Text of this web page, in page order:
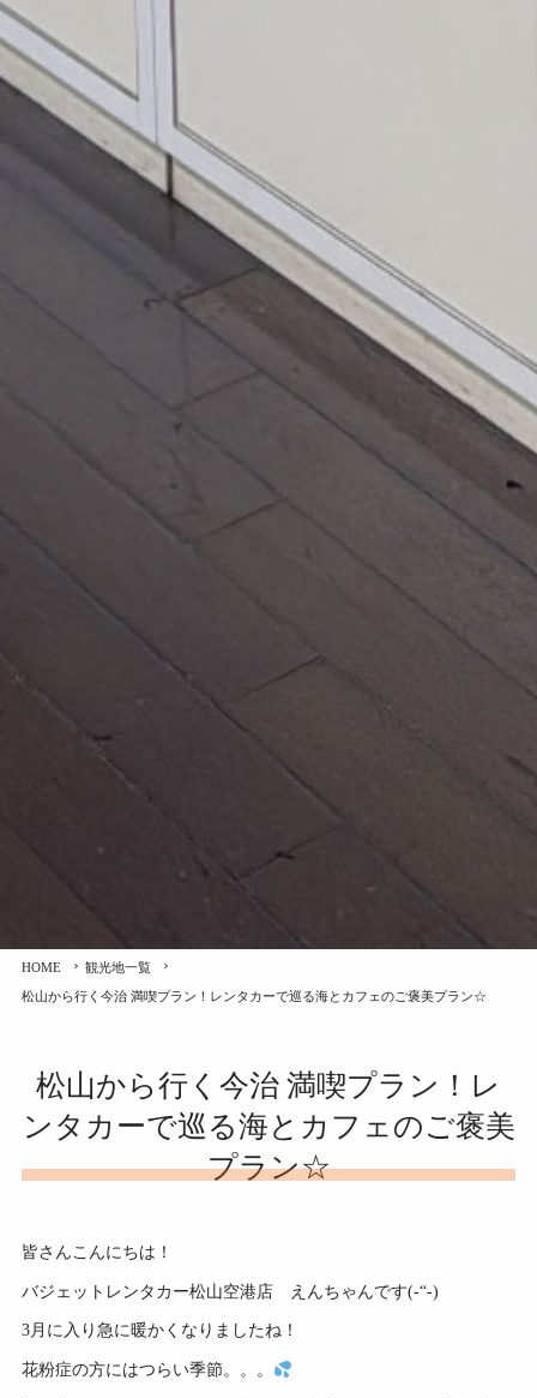
HOME 観光地一覧
松山から行く今治 満喫プラン！レンタカーで巡る海とカフェのご褒美プラン☆
松山から行く今治 満喫プラン！レ
ンタカーで巡る海とカフェのご褒美
プラン☆
皆さんこんにちは！
バジェットレンタカー松山空港店 えんちゃんです(-“-)
3月に入り急に暖かくなりましたね！
花粉症の方にはつらい季節。。。